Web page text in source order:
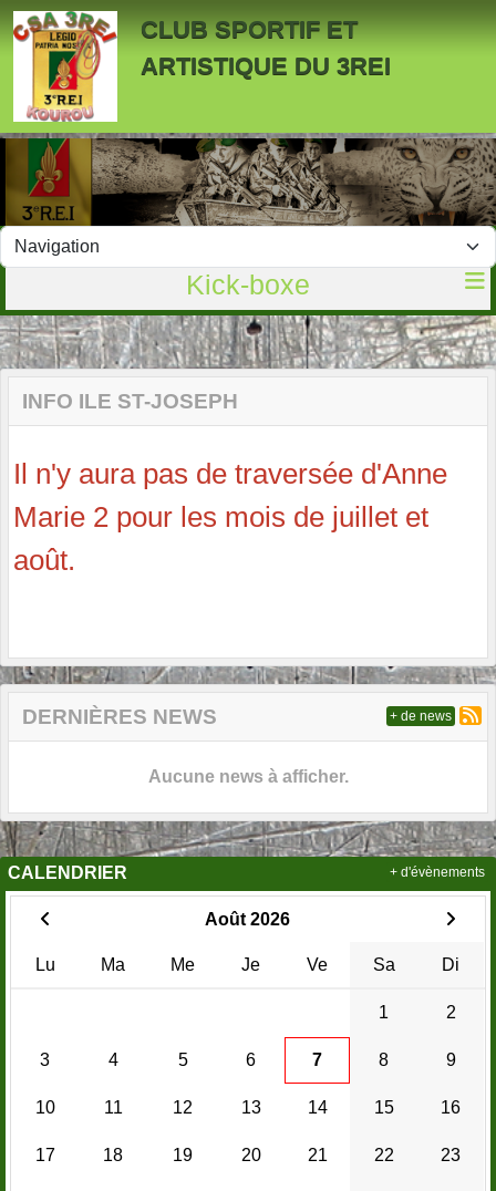
CLUB SPORTIF ET
ARTISTIQUE DU 3REI
Kick-boxe
INFO ILE ST-JOSEPH
Il n'y aura pas de traversée d'Anne
Marie 2 pour les mois de juillet et
août.
DERNIÈRES NEWS
Aucune news à afficher.
+ de news
CALENDRIER
Août 2026
Lu Ma Me Je Ve Sa Di
1 2
3 4 5 6 7 8 9
10 11 12 13 14 15 16
17 18 19 20 21 22 23
+ d'évènements
Panneau de gestion des cookies